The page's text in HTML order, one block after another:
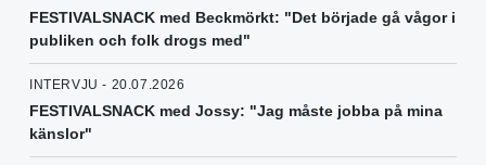
FESTIVALSNACK med Beckmörkt: "Det började gå vågor i
publiken och folk drogs med"
INTERVJU - 20.07.2026
FESTIVALSNACK med Jossy: "Jag måste jobba på mina
känslor"